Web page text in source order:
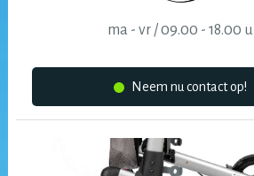
ma - vr / 09.00 - 18.00 u
Neem nu contact op!